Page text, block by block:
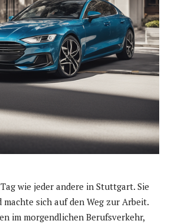
wie jeder andere in Stuttgart. Sie
sich auf den Weg zur Arbeit.
im morgendlichen Berufsverkehr,